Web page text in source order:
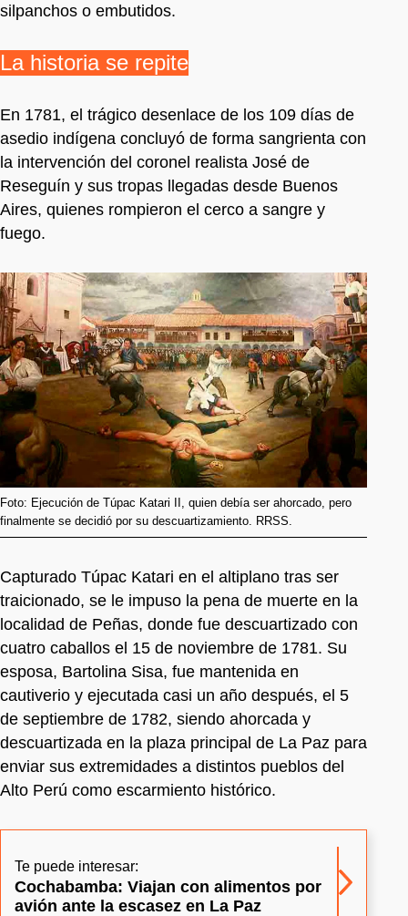
silpanchos o embutidos.
La historia se repite
En 1781, el trágico desenlace de los 109 días de
asedio indígena concluyó de forma sangrienta con
la intervención del coronel realista José de
Reseguín y sus tropas llegadas desde Buenos
Aires, quienes rompieron el cerco a sangre y
fuego.
Foto: Ejecución de Túpac Katari II, quien debía ser ahorcado, pero
finalmente se decidió por su descuartizamiento. RRSS.
Capturado Túpac Katari en el altiplano tras ser
traicionado, se le impuso la pena de muerte en la
localidad de Peñas, donde fue descuartizado con
cuatro caballos el 15 de noviembre de 1781. Su
esposa, Bartolina Sisa, fue mantenida en
cautiverio y ejecutada casi un año después, el 5
de septiembre de 1782, siendo ahorcada y
descuartizada en la plaza principal de La Paz para
enviar sus extremidades a distintos pueblos del
Alto Perú como escarmiento histórico.
Te puede interesar:
Cochabamba: Viajan con alimentos por
avión ante la escasez en La Paz